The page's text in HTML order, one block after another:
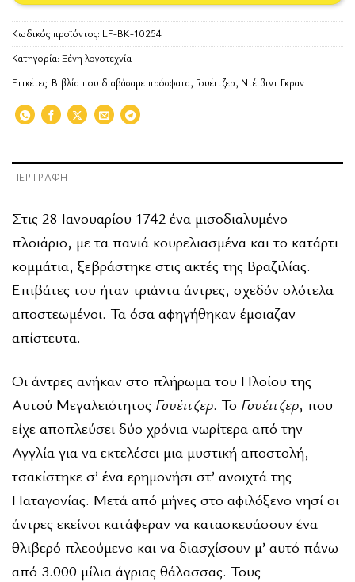
Κωδικός προϊόντος: LF-BK-10254
Κατηγορία: Ξένη λογοτεχνία
Ετικέτες: Βιβλία που διαβάσαμε πρόσφατα, Γουέιτζερ, Ντέιβιντ Γκραν
ΠΕΡΙΓΡΑΦΉ
Στις 28 Ιανουαρίου 1742 ένα μισοδιαλυμένο
πλοιάριο, με τα πανιά κουρελιασμένα και το κατάρτι
κομμάτια, ξεβράστηκε στις ακτές της Βραζιλίας.
Επιβάτες του ήταν τριάντα άντρες, σχεδόν ολότελα
αποστεω­μένοι. Τα όσα αφηγήθηκαν έμοιαζαν
απίστευτα.
Οι άντρες ανήκαν στο πλήρωμα του Πλοίου της
Αυτού Μεγαλειότητος Γουέιτζερ. Το Γουέιτζερ, που
είχε αποπλεύσει δύο χρόνια νωρίτερα από την
Αγγλία για να εκτελέσει μια μυστική αποστολή,
τσακίστηκε σ’ ένα ερημονήσι στ’ ανοιχτά της
Παταγονίας. Μετά από μήνες στο αφιλό­ξενο νησί οι
άντρες εκείνοι κατάφεραν να κατασκευάσουν ένα
θλιβερό πλεούμενο και να διασχίσουν μ’ αυτό πάνω
από 3.000 μίλια άγριας θάλασσας. Τους